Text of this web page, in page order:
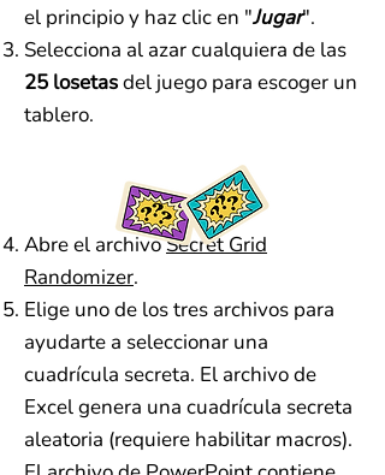
el principio y haz clic en "Jugar".
Selecciona al azar cualquiera de las
25 losetasdel juego para escoger un
tablero.
Abre el archivoSecret Grid
Randomizer.
Elige uno de los tres archivos para
ayudarte a seleccionar una
cuadrícula secreta. El archivo de
Excel genera una cuadrícula secreta
aleatoria (requiere habilitar macros).